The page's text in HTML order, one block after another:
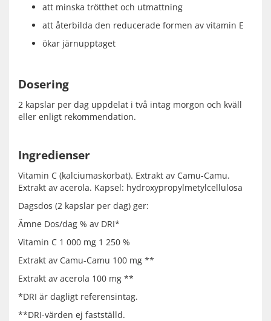
att minska trötthet och utmattning
att återbilda den reducerade formen av vitamin E
ökar järnupptaget
Dosering
2 kapslar per dag uppdelat i två intag morgon och kväll
eller enligt rekommendation.
Ingredienser
Vitamin C (kalciumaskorbat). Extrakt av Camu-Camu.
Extrakt av acerola. Kapsel: hydroxypropylmetylcellulosa
Dagsdos (2 kapslar per dag) ger:
Ämne Dos/dag % av DRI*
Vitamin C 1 000 mg 1 250 %
Extrakt av Camu-Camu 100 mg **
Extrakt av acerola 100 mg **
*DRI är dagligt referensintag.
**DRI-värden ej fastställd.